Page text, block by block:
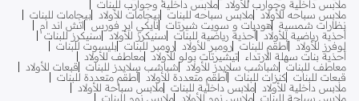
ملابس داخلية وجوارب للأولاد
ملابس داخلية وجوارب للبنات
ملابس سباحه للأولاد ملابس سباحه للبنات بيجامات للأولاد
بيجامات للبنات
نظارات شمسية هوديات و سويت شيرتات نايكي اير فورس
اتش اند ام
أحذية رياضية للأولاد أحذية رياضية للبنات سنيكرز للأولاد
سنيكرز للبنات
لوفرز للأولاد
أطقم للبنات رومبر للأولاد رومبر للبنات بليسوت للبنات
أحذية بنات سهلة الارتداء
تيشيرتات بولو للأولاد معاطف للأولاد
معاطف للبنات
شباشب سلايدز للأولاد شباشب سلايدز للبنات
قبعات للأولاد
قبعات للبنات كنزات للبنات أطقم متعددة للأولاد
أطقم متعددة للبنات
ملابس داخلية للأولاد
ملابس داخلية للبنات ملابس سباحة للأولاد
ملابس سباحة للبنات ملابس نوم للأولاد
ملابس نوم للبنات